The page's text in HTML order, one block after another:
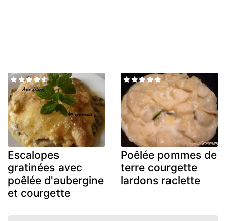
Escalopes
gratinées avec
poêlée d'aubergine
et courgette
Poêlée pommes de
terre courgette
lardons raclette